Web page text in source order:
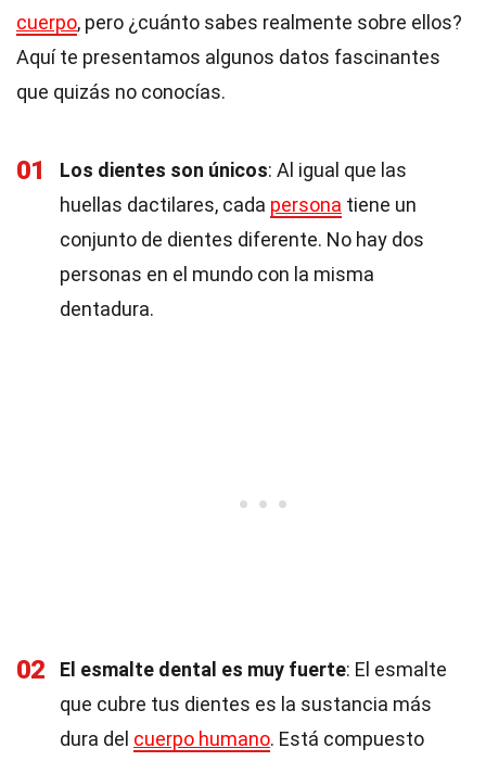
cuerpo, pero ¿cuánto sabes realmente sobre ellos?
Aquí te presentamos algunos datos fascinantes
que quizás no conocías.
01 Los dientes son únicos: Al igual que las
huellas dactilares, cada persona tiene un
conjunto de dientes diferente. No hay dos
personas en el mundo con la misma
dentadura.
02 El esmalte dental es muy fuerte: El esmalte
que cubre tus dientes es la sustancia más
dura del cuerpo humano. Está compuesto